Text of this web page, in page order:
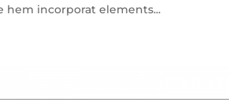
hem incorporat elements...